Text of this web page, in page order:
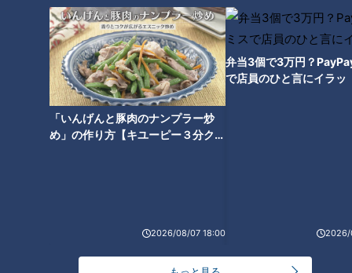
「いんげんと豚肉のナンプラー炒
め」の作り方【キユーピー３分クッ
2026/08/07 18:00
弁当3個で3万円？
で店員のひと言にイラッ
2026/
「サンデードラゴンズ」より松葉貴大投手(C)CBCテレビ
状況への対応能力も長年の経験が強みになっている。「速いボ